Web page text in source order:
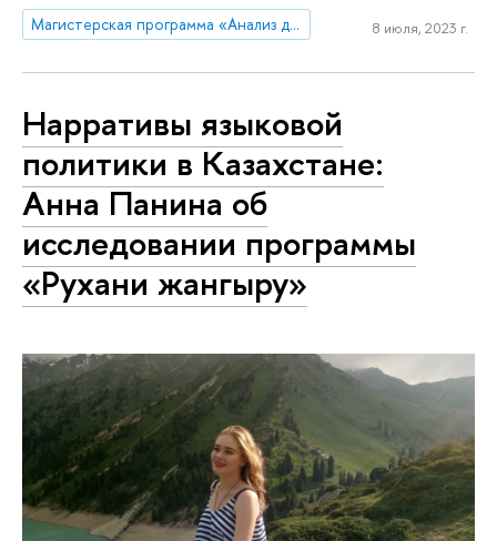
Магистерская программа «Анализ данных для государства и общества»
8 июля, 2023 г.
Нарративы языковой
политики в Казахстане:
Анна Панина об
исследовании программы
«Рухани жангыру»